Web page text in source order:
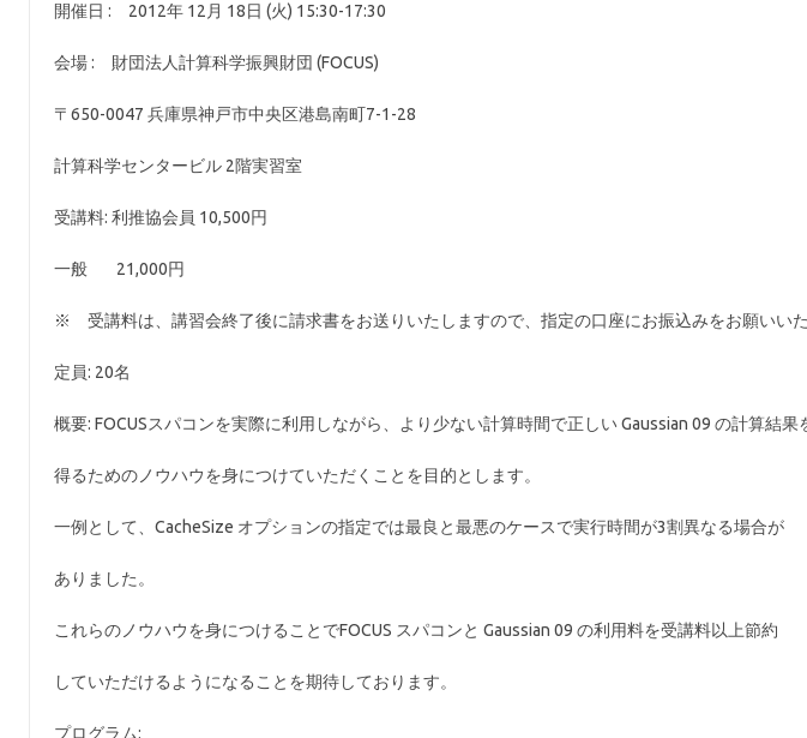
開催日 : 2012年 12月 18日 (火) 15:30-17:30
会場 : 財団法人計算科学振興財団 (FOCUS)
〒650-0047 兵庫県神戸市中央区港島南町7-1-28
計算科学センタービル 2階実習室
受講料: 利推協会員 10,500円
一般 21,000円
※ 受講料は、講習会終了後に請求書をお送りいたしますので、指定の口座にお振込みをお願いいた
定員: 20名
概要: FOCUSスパコンを実際に利用しながら、より少ない計算時間で正しい Gaussian 09 の計算結果
得るためのノウハウを身につけていただくことを目的とします。
一例として、CacheSize オプションの指定では最良と最悪のケースで実行時間が3割異なる場合が
ありました。
これらのノウハウを身につけることでFOCUS スパコンと Gaussian 09 の利用料を受講料以上節約
していただけるようになることを期待しております。
プログラム: